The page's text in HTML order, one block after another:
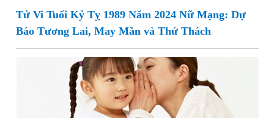
Tử Vi Tuổi Kỷ Tỵ 1989 Năm 2024 Nữ Mạng: Dự
Báo Tương Lai, May Mắn và Thử Thách